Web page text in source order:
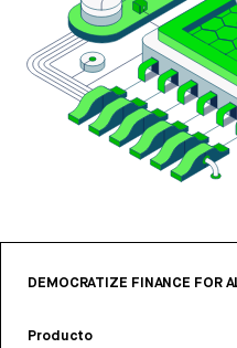
DEMOCRATIZE FINANCE FOR
Producto